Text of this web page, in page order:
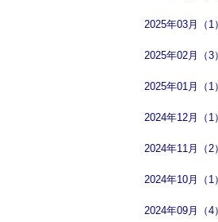
2025年03月（1）
2025年02月（3）
2025年01月（1）
2024年12月（1）
2024年11月（2）
2024年10月（1）
2024年09月（4）